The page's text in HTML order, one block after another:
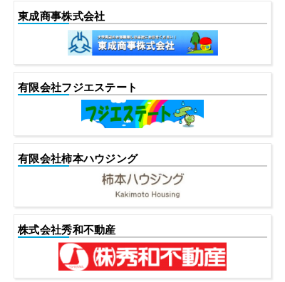
東成商事株式会社
有限会社フジエステート
有限会社柿本ハウジング
株式会社秀和不動産